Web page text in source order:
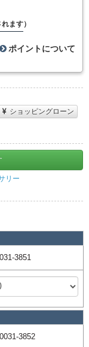
れます）
ポイントについて
ショッピングローン
リー
3851
3852